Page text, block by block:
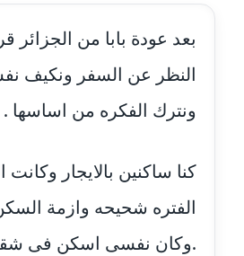
عاملة
مدونة أحمد مليجي
عاملة
عاملة
مدونة اسراء كمال
بعد عودة بابا من الجزائر
النظر عن السفر ونكيف
ونترك الفكره من اساسها .
كنا ساكنين بالايجار
الفتره شحيحه وازمة
.وكان نفسى اسكن فى شقه